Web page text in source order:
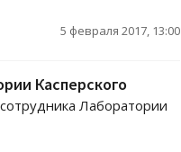
5 февраля 2017, 13:00
Касперского
Лаборатории